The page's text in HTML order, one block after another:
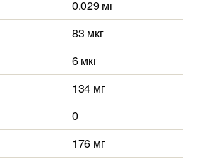
0.029 мг
83 мкг
6 мкг
134 мг
0
176 мг